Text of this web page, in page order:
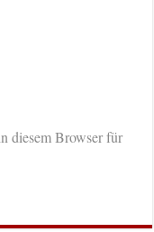
diesem Browser für